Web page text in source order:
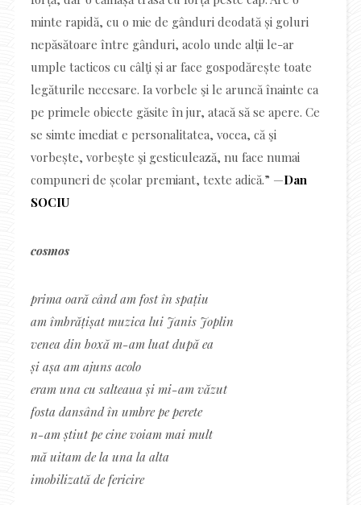
minte rapidă, cu o mie de gânduri deodată și goluri
nepăsătoare între gânduri, acolo unde alții le-ar
umple tacticos cu câlţi și ar face gospodărește toate
legăturile necesare. Ia vorbele şi le aruncă înainte ca
pe primele obiecte găsite în jur, atacă să se apere. Ce
se simte imediat e personalitatea, vocea, că şi
vorbește, vorbeşte şi gesticulează, nu face numai
compuneri de școlar premiant, texte adică.” —Dan
SOCIU
cosmos
prima oară când am fost în spațiu
am îmbrățișat muzica lui Janis Joplin
venea din boxă m-am luat după ea
și așa am ajuns acolo
eram una cu salteaua și mi-am văzut
fosta dansând în umbre pe perete
n-am știut pe cine voiam mai mult
mă uitam de la una la alta
imobilizată de fericire